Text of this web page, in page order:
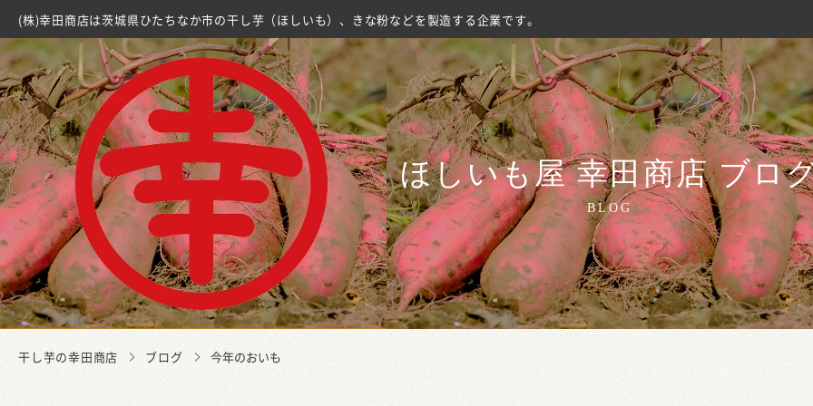
(株)幸田商店は茨城県ひたちなか市の干し芋（ほしいも）、きな粉などを製造する企業です。
ほしいも屋 幸田商店 ブロ
BLOG
干し芋の幸田商店 ブログ 今年のおいも